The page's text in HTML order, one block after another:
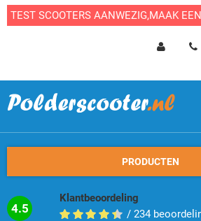
TEST SCOOTERS AANWEZIG,MAAK
PRODUCTEN
4.5
Klantbeoordeling
/ 234